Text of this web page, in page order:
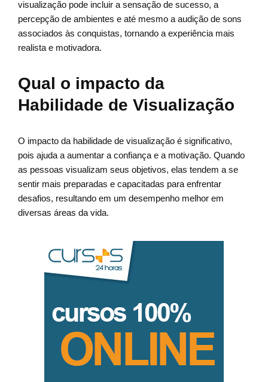
visualização pode incluir a sensação de sucesso, a
percepção de ambientes e até mesmo a audição de sons
associados às conquistas, tornando a experiência mais
realista e motivadora.
Qual o impacto da
Habilidade de Visualização
O impacto da habilidade de visualização é significativo,
pois ajuda a aumentar a confiança e a motivação. Quando
as pessoas visualizam seus objetivos, elas tendem a se
sentir mais preparadas e capacitadas para enfrentar
desafios, resultando em um desempenho melhor em
diversas áreas da vida.